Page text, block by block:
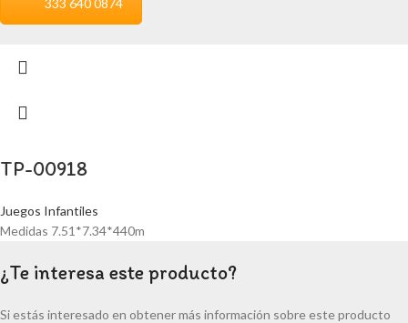
333 640 0874
TP-00918
Juegos Infantiles
Medidas 7.51*7.34*440m
¿Te interesa este producto?
Si estás interesado en obtener más información sobre este producto